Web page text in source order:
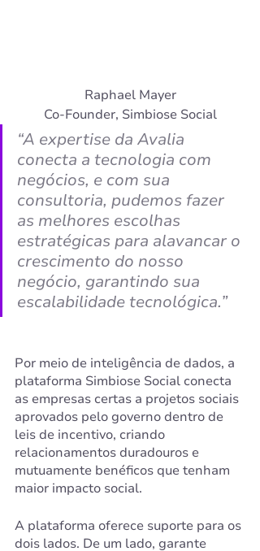
Raphael Mayer
Co-Founder, Simbiose Social
“A expertise da Avalia
conecta a tecnologia com
negócios, e com sua
consultoria, pudemos fazer
as melhores escolhas
estratégicas para alavancar o
crescimento do nosso
negócio, garantindo sua
escalabilidade tecnológica.”
Por meio de inteligência de dados, a
plataforma Simbiose Social conecta
as empresas certas a projetos sociais
aprovados pelo governo dentro de
leis de incentivo, criando
relacionamentos duradouros e
mutuamente benéficos que tenham
maior impacto social.
A plataforma oferece suporte para os
dois lados. De um lado, garante